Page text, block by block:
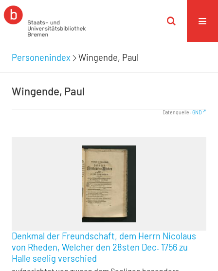
Personenindex Wingende, Paul
Wingende, Paul
Datenquelle: GND
Denkmal der Freundschaft, dem Herrn Nicolaus
von Rheden, Welcher den 28sten Dec. 1756 zu
Halle seelig verschied